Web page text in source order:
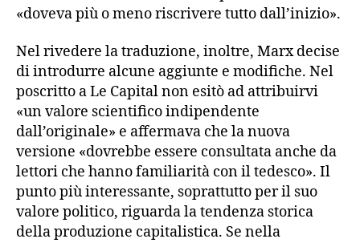
«doveva più o meno riscrivere tutto dall’inizio».
Nel rivedere la traduzione, inoltre, Marx decise
di introdurre alcune aggiunte e modifiche. Nel
poscritto a Le Capital non esitò ad attribuirvi
«un valore scientifico indipendente
dall’originale» e affermava che la nuova
versione «dovrebbe essere consultata anche da
lettori che hanno familiarità con il tedesco». Il
punto più interessante, soprattutto per il suo
valore politico, riguarda la tendenza storica
della produzione capitalistica. Se nella